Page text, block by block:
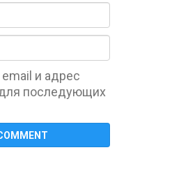
и адрес
для последующих